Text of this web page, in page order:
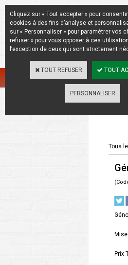
La
Tous
Prix
Cliquez sur « Tout accepter » pour
cookies à des fins d’analyse et
sur « Personnaliser » pour paramétrer vos
refuser » pour vous opposer à ces
l’exception de ceux qui sont strictement
TOUT REFUSER TOUT
PERSONNALISER